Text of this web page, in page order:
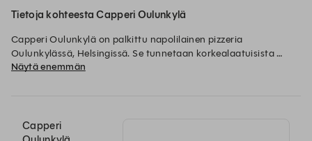
Tietoja kohteesta Capperi Oulunkylä
Capperi Oulunkylä on palkittu napolilainen pizzeria
Oulunkylässä, Helsingissä. Se tunnetaan korkealaatuisista
raaka-aineistaan ​​ja aidosta kupariverhoilustaan. Se on ketjun
Näytä enemmän
Capperi